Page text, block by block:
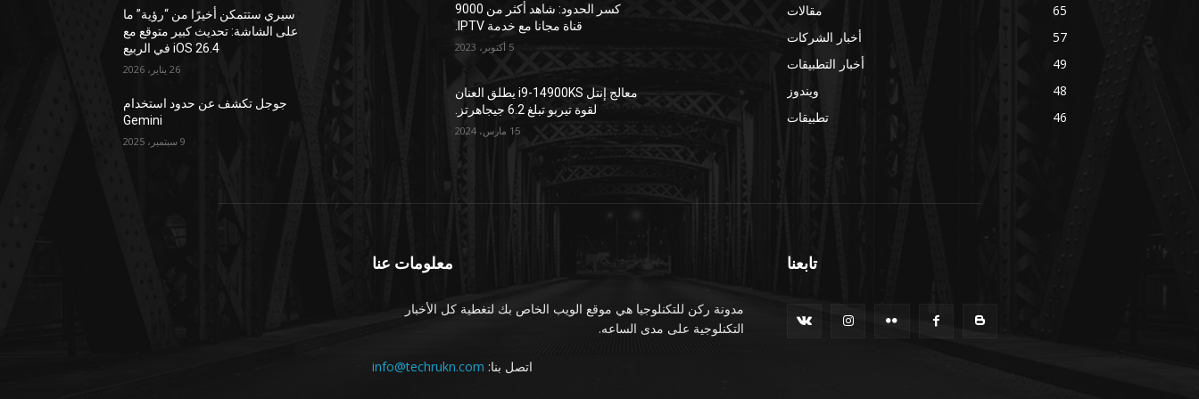
سيري ستتمكن أخيرًا من “رؤية” ما
على الشاشة: تحديث كبير متوقع مع
iOS 26.4 في الربيع
26 يناير، 2026
جوجل تكشف عن حدود استخدام
Gemini
9 سبتمبر، 2025
كسر الحدود: شاهد أكثر من 9000
قناة مجانا مع خدمة IPTV.
5 أكتوبر، 2023
معالج إنتل i9-14900KS يطلق العنان
لقوة تيربو تبلغ 6.2 جيجاهرتز.
15 مارس، 2024
مقالات
65
أخبار الشركات
57
أخبار التطبيقات
49
ويندوز
48
تطبيقات
46
معلومات عنا
مدونة ركن للتكنلوجيا هي موقع الويب الخاص بك لتغطية كل الأخبار
التكنلوجية على مدى الساعه.
اتصل بنا: info@techrukn.com
تابعنا